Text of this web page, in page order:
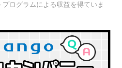
ログラムによる収益を得ていま